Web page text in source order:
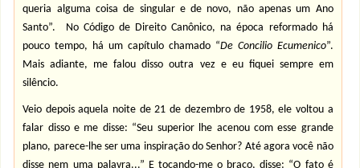
queria alguma coisa de singular e de novo, não apenas um Ano
Santo”. No Código de Direito Canônico, na época reformado há
pouco tempo, há um capítulo chamado “De Concilio Ecumenico”.
Mais adiante, me falou disso outra vez e eu fiquei sempre em
silêncio.
Veio depois aquela noite de 21 de dezembro de 1958, ele voltou a
falar disso e me disse: “Seu superior lhe acenou com esse grande
plano, parece-lhe ser uma inspiração do Senhor? Até agora você não
disse nem uma palavra...” E tocando-me o braço, disse: “O fato é